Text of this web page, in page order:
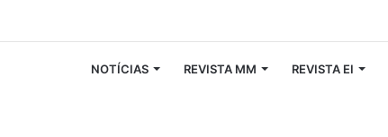
NOTÍCIAS REVISTA MM REVISTA EI